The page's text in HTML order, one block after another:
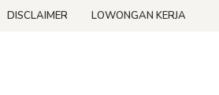
DISCLAIMER LOWONGAN KERJA